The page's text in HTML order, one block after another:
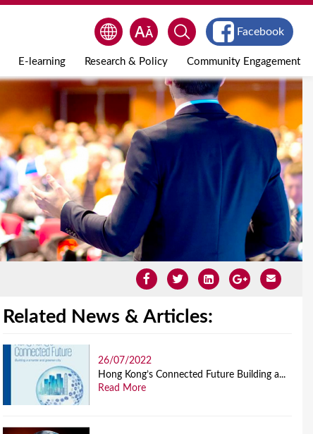
E-learning Research & Policy Community Engagement
Facebook
Related News & Articles:
26/07/2022
Hong Kong’s Connected Future Building a...
Read More